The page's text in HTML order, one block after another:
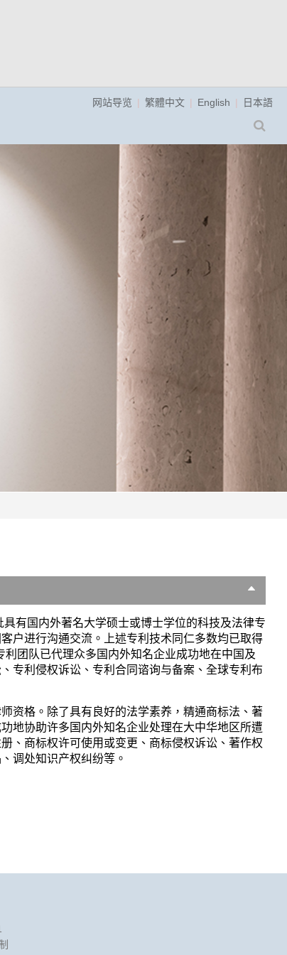
网站导览 繁體中文 English 日本語
有国内外著名大学硕士或博士学位的科技及法律专
户进行沟通交流。上述专利技术同仁多数均已取得
团队已代理众多国内外知名企业成功地在中国及
专利侵权诉讼、专利合同谘询与备案、全球专利布
资格。除了具有良好的法学素养，精通商标法、著
地协助许多国内外知名企业处理在大中华地区所遭
、商标权许可使用或变更、商标侵权诉讼、著作权
调处知识产权纠纷等。